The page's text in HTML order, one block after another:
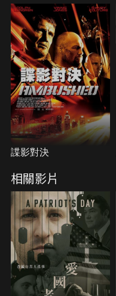
諜影對決
相關影片